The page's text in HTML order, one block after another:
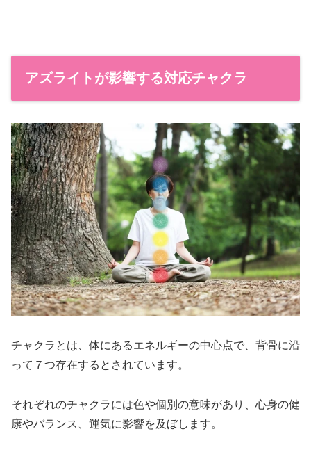
アズライトが影響する対応チャクラ
チャクラとは、体にあるエネルギーの中心点で、背骨に沿
って７つ存在するとされています。
それぞれのチャクラには色や個別の意味があり、心身の健
康やバランス、運気に影響を及ぼします。